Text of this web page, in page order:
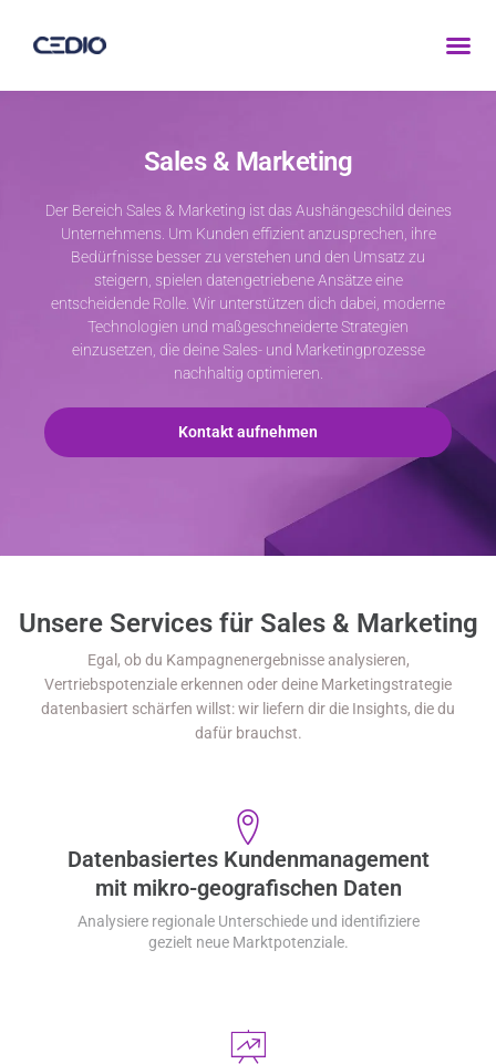
Sales & Marketing
Der Bereich Sales & Marketing ist das Aushängeschild deines
Unternehmens. Um Kunden effizient anzusprechen, ihre
Bedürfnisse besser zu verstehen und den Umsatz zu
steigern, spielen datengetriebene Ansätze eine
entscheidende Rolle. Wir unterstützen dich dabei, moderne
Technologien und maßgeschneiderte Strategien
einzusetzen, die deine Sales- und Marketingprozesse
nachhaltig optimieren.
Kontakt aufnehmen
Unsere Services für Sales & Marketing
Egal, ob du Kampagnenergebnisse analysieren,
Vertriebspotenziale erkennen oder deine Marketingstrategie
datenbasiert schärfen willst: wir liefern dir die Insights, die du
dafür brauchst.
Datenbasiertes Kundenmanagement
mit mikro-geografischen Daten
Analysiere regionale Unterschiede und identifiziere
gezielt neue Marktpotenziale.